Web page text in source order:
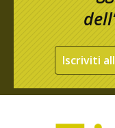
Iscriviti